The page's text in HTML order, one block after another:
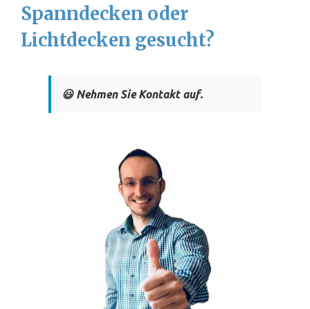
Spanndecken oder
Lichtdecken gesucht?
😃 Nehmen Sie Kontakt auf.